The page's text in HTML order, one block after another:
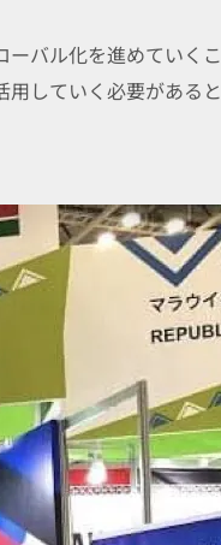
バル化を進めていく
していく必要がある